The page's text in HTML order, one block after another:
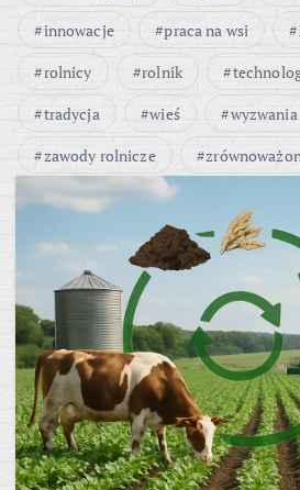
innowacje
praca na wsi
rolnicy
rolnik
tradycja
wieś
wyzwania
zawody rolnicze